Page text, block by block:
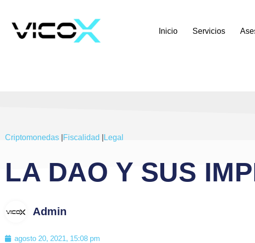
Inicio Servicios
Criptomonedas Fiscalidad Legal
LA DAO Y SUS
Admin
agosto 20, 2021, 15:08 pm